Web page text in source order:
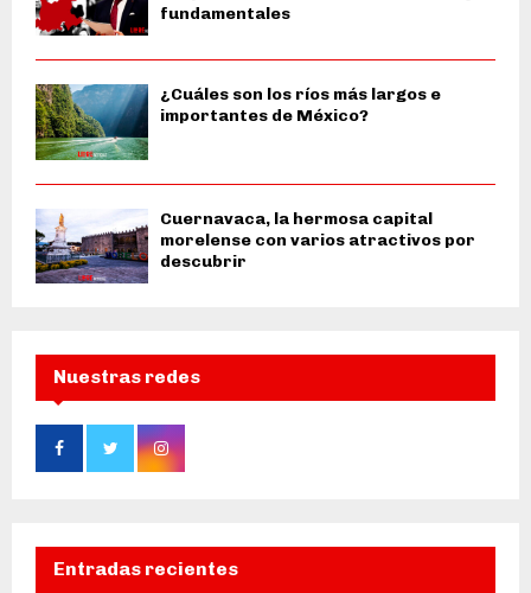
fundamentales
¿Cuáles son los ríos más largos e
importantes de México?
Cuernavaca, la hermosa capital
morelense con varios atractivos por
descubrir
Nuestras redes
Entradas recientes